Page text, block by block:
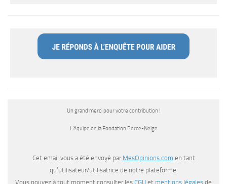
Un grand merci pour votre contribution !
L’équipe de la Fondation Perce-Neige
Cet email vous a été envoyé par MesOpinions.com en tant
qu’utilisateur/utilisatrice de notre plateforme.
Vous pouvez à tout moment consulter les CGU et mentions légales de